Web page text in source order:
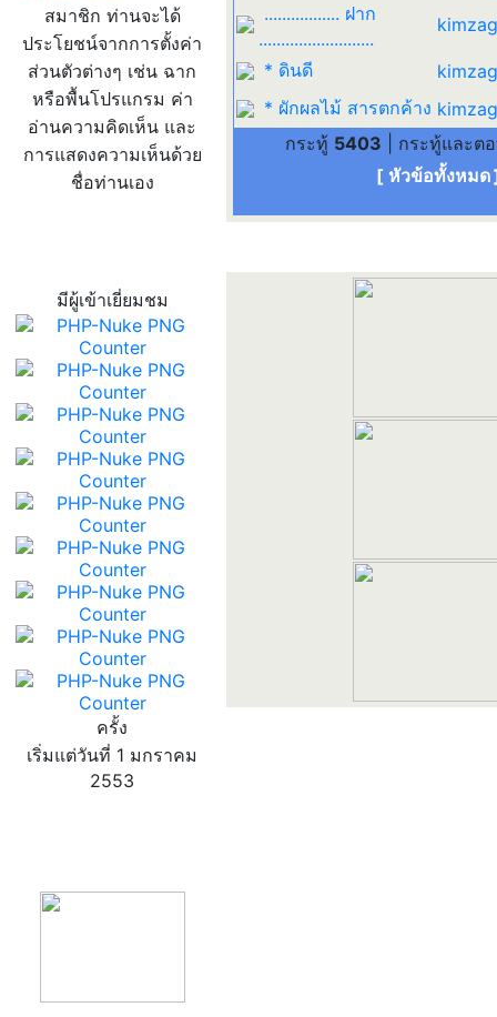
สมาชิก ท่านจะได้
ประโยชน์จากการตั้งค่า
ส่วนตัวต่างๆ เช่น ฉาก
หรือพื้นโปรแกรม ค่า
อ่านความคิดเห็น และ
การแสดงความเห็นด้วย
ชื่อท่านเอง
มีผู้เข้าเยี่ยมชม
ครั้ง
เริ่มแต่วันที่ 1 มกราคม
2553
................. ฝาก
..........................
* ดินดี
* ผักผลไม้ สารตกค้าง
กระทู้ 5403 | กระทู้และต
[ หัวข้อทั้งหมด